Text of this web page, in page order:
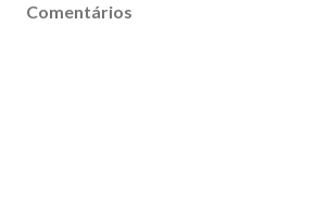
Comentários